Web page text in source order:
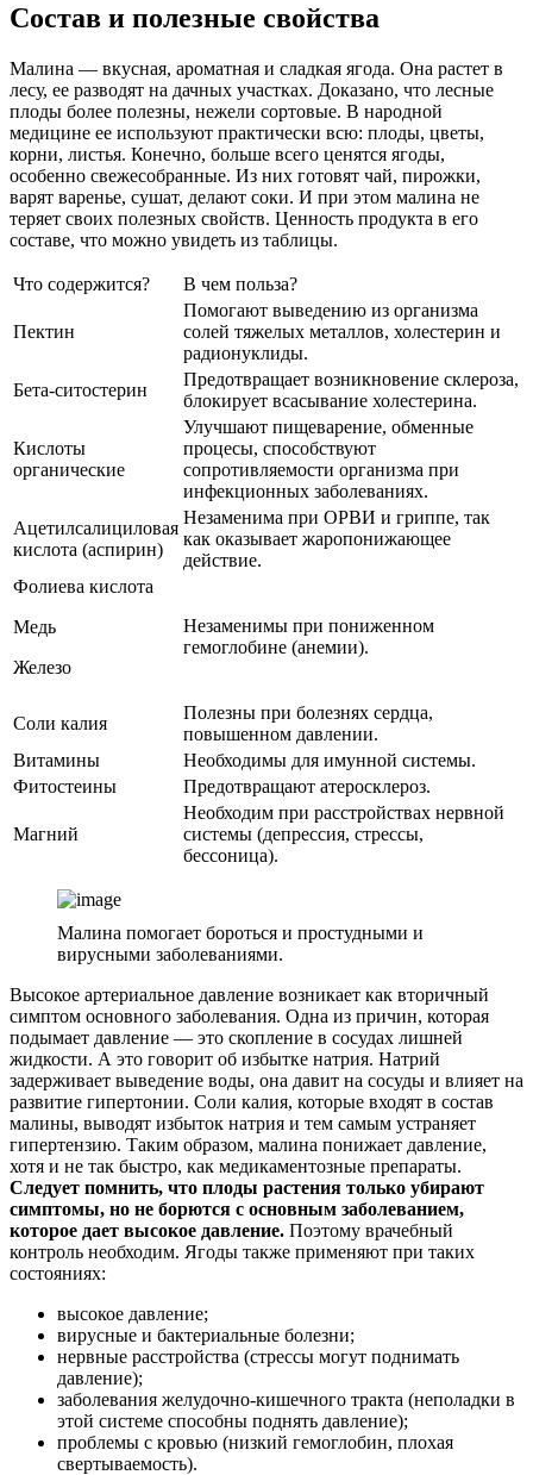
Состав и полезные свойства
Малина — вкусная, ароматная и сладкая ягода. Она растет в
лесу, ее разводят на дачных участках. Доказано, что лесные
плоды более полезны, нежели сортовые. В народной
медицине ее используют практически всю: плоды, цветы,
корни, листья. Конечно, больше всего ценятся ягоды,
особенно свежесобранные. Из них готовят чай, пирожки,
варят варенье, сушат, делают соки. И при этом малина не
теряет своих полезных свойств. Ценность продукта в его
составе, что можно увидеть из таблицы.
Что содержится? В чем польза?
Пектин
Помогают выведению из организма
солей тяжелых металлов, холестерин и
радионуклиды.
Бета-ситостерин
Предотвращает возникновение склероза,
блокирует всасывание холестерина.
Кислоты
органические
Улучшают пищеварение, обменные
процесы, способствуют
сопротивляемости организма при
инфекционных заболеваниях.
Ацетилсалициловая
кислота (аспирин)
Незаменима при ОРВИ и гриппе, так
как оказывает жаропонижающее
действие.
Фолиева кислота
Медь
Железо
Незаменимы при пониженном
гемоглобине (анемии).
Соли калия
Полезны при болезнях сердца,
повышенном давлении.
Витамины
Необходимы для имунной системы.
Фитостеины
Предотвращают атеросклероз.
Магний
Необходим при расстройствах нервной
системы (депрессия, стрессы,
бессоница).
Малина помогает бороться и простудными и
вирусными заболеваниями.
Высокое артериальное давление возникает как вторичный
симптом основного заболевания. Одна из причин, которая
подымает давление — это скопление в сосудах лишней
жидкости. А это говорит об избытке натрия. Натрий
задерживает выведение воды, она давит на сосуды и влияет на
развитие гипертонии. Соли калия, которые входят в состав
малины, выводят избыток натрия и тем самым устраняет
гипертензию. Таким образом, малина понижает давление,
хотя и не так быстро, как медикаментозные препараты.
Следует помнить, что плоды растения только убирают
симптомы, но не борются с основным заболеванием,
которое дает высокое давление. Поэтому врачебный
контроль необходим. Ягоды также применяют при таких
состояниях:
высокое давление;
вирусные и бактериальные болезни;
нервные расстройства (стрессы могут поднимать
давление);
заболевания желудочно-кишечного тракта (неполадки в
этой системе способны поднять давление);
проблемы с кровью (низкий гемоглобин, плохая
свертываемость).